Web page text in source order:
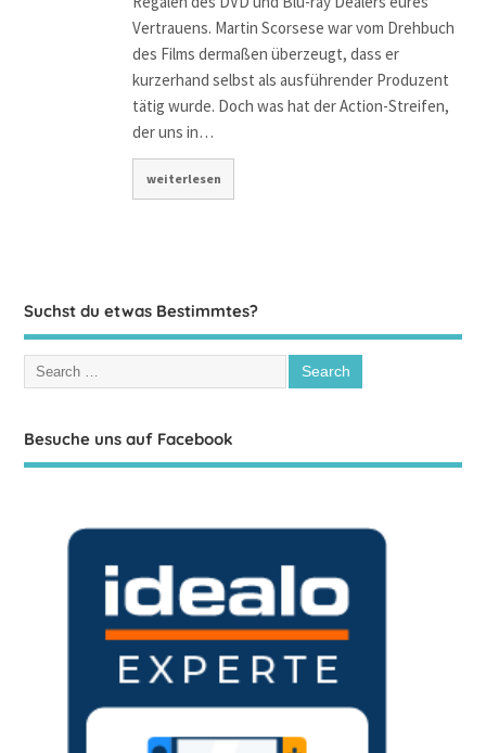
Vertrauens. Martin Scorsese war vom Drehbuch
des Films dermaßen überzeugt, dass er
kurzerhand selbst als ausführender Produzent
tätig wurde. Doch was hat der Action-Streifen,
der uns in…
weiterlesen
Suchst du etwas Bestimmtes?
Besuche uns auf Facebook